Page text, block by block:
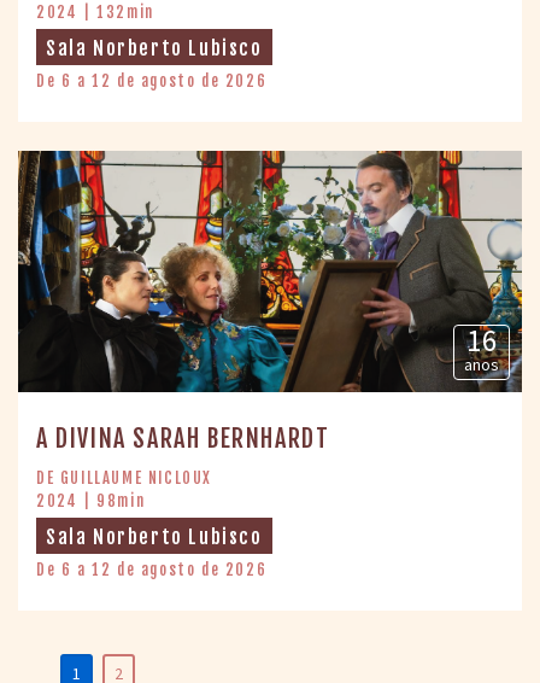
2024 | 132min
Sala Norberto Lubisco
De 6 a 12 de agosto de 2026
16
anos
A DIVINA SARAH BERNHARDT
DE GUILLAUME NICLOUX
2024 | 98min
Sala Norberto Lubisco
De 6 a 12 de agosto de 2026
1 2